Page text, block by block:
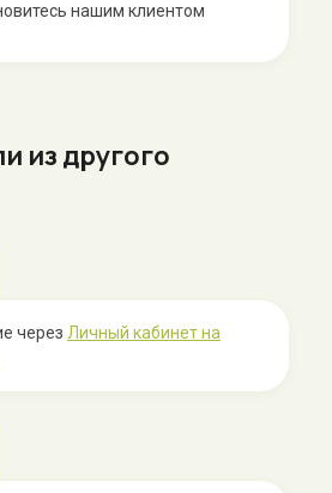
нашим клиентом
из другого
через Личный кабинет на